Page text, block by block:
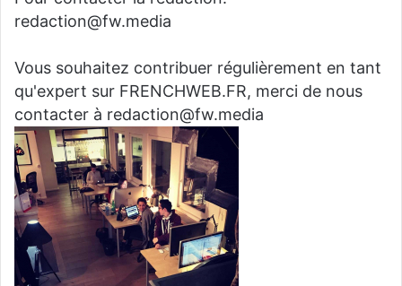
redaction@fw.media
Vous souhaitez contribuer régulièrement en tant
qu'expert sur FRENCHWEB.FR, merci de nous
contacter à redaction@fw.media